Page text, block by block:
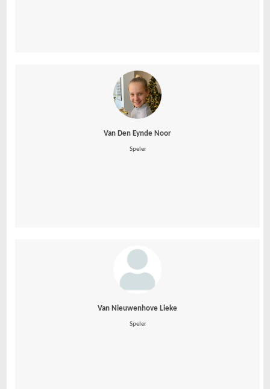
Van Den Eynde Noor
Speler
Van Nieuwenhove Lieke
Speler